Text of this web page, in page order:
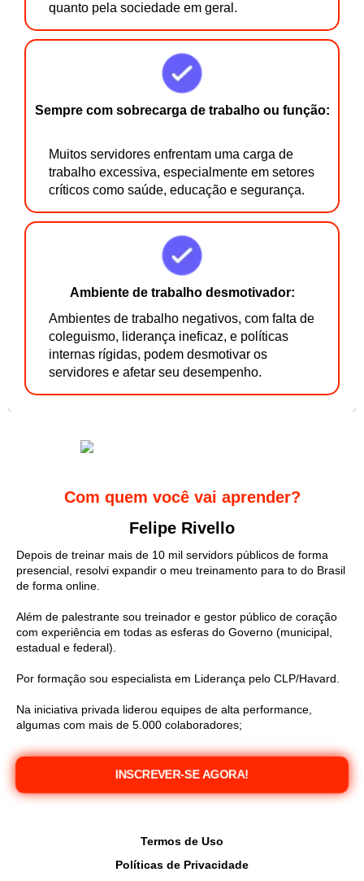
quanto pela sociedade em geral.
Sempre com sobrecarga de trabalho ou função:
Muitos servidores enfrentam uma carga de
trabalho excessiva, especialmente em setores
críticos como saúde, educação e segurança.
Ambiente de trabalho desmotivador:
Ambientes de trabalho negativos, com falta de
coleguismo, liderança ineficaz, e políticas
internas rígidas, podem desmotivar os
servidores e afetar seu desempenho.
Com quem você vai aprender?
Felipe Rivello
Depois de treinar mais de 10 mil servidors públicos de forma
presencial, resolvi expandir o meu treinamento para to do Brasil
de forma online.
Além de palestrante sou treinador e gestor público de coração
com experiência em todas as esferas do Governo (municipal,
estadual e federal).
Por formação sou especialista em Liderança pelo CLP/Havard.
Na iniciativa privada liderou equipes de alta performance,
algumas com mais de 5.000 colaboradores;
INSCREVER-SE AGORA!
Termos de Uso
Políticas de Privacidade